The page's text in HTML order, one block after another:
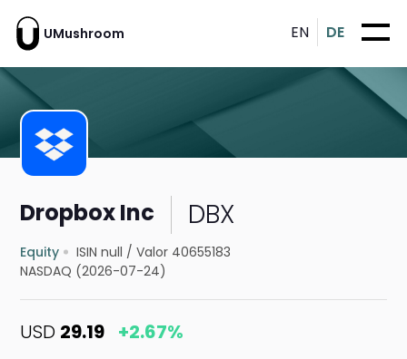
UMushroom EN DE
Dropbox Inc DBX
Equity ISIN null /Valor 40655183
NASDAQ (2026-07-24)
USD 29.19 +2.67%